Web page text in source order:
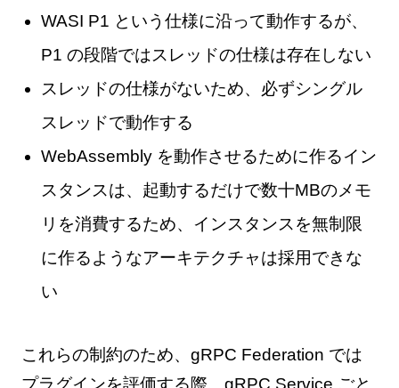
WASI P1 という仕様に沿って動作するが、
P1 の段階ではスレッドの仕様は存在しない
スレッドの仕様がないため、必ずシングル
スレッドで動作する
WebAssembly を動作させるために作るイン
スタンスは、起動するだけで数十MBのメモ
リを消費するため、インスタンスを無制限
に作るようなアーキテクチャは採用できな
い
これらの制約のため、gRPC Federation では